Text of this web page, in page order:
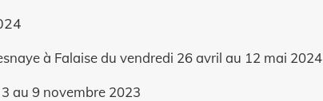
à Falaise du vendredi 26 avril au 12 mai 2024
au 9 novembre 2023